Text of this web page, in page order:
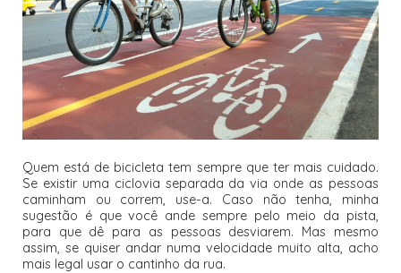
Quem está de bicicleta tem sempre que ter mais cuidado.
Se existir uma ciclovia separada da via onde as pessoas
caminham ou correm, use-a. Caso não tenha, minha
sugestão é que você ande sempre pelo meio da pista,
para que dê para as pessoas desviarem. Mas mesmo
assim, se quiser andar numa velocidade muito alta, acho
mais legal usar o cantinho da rua.